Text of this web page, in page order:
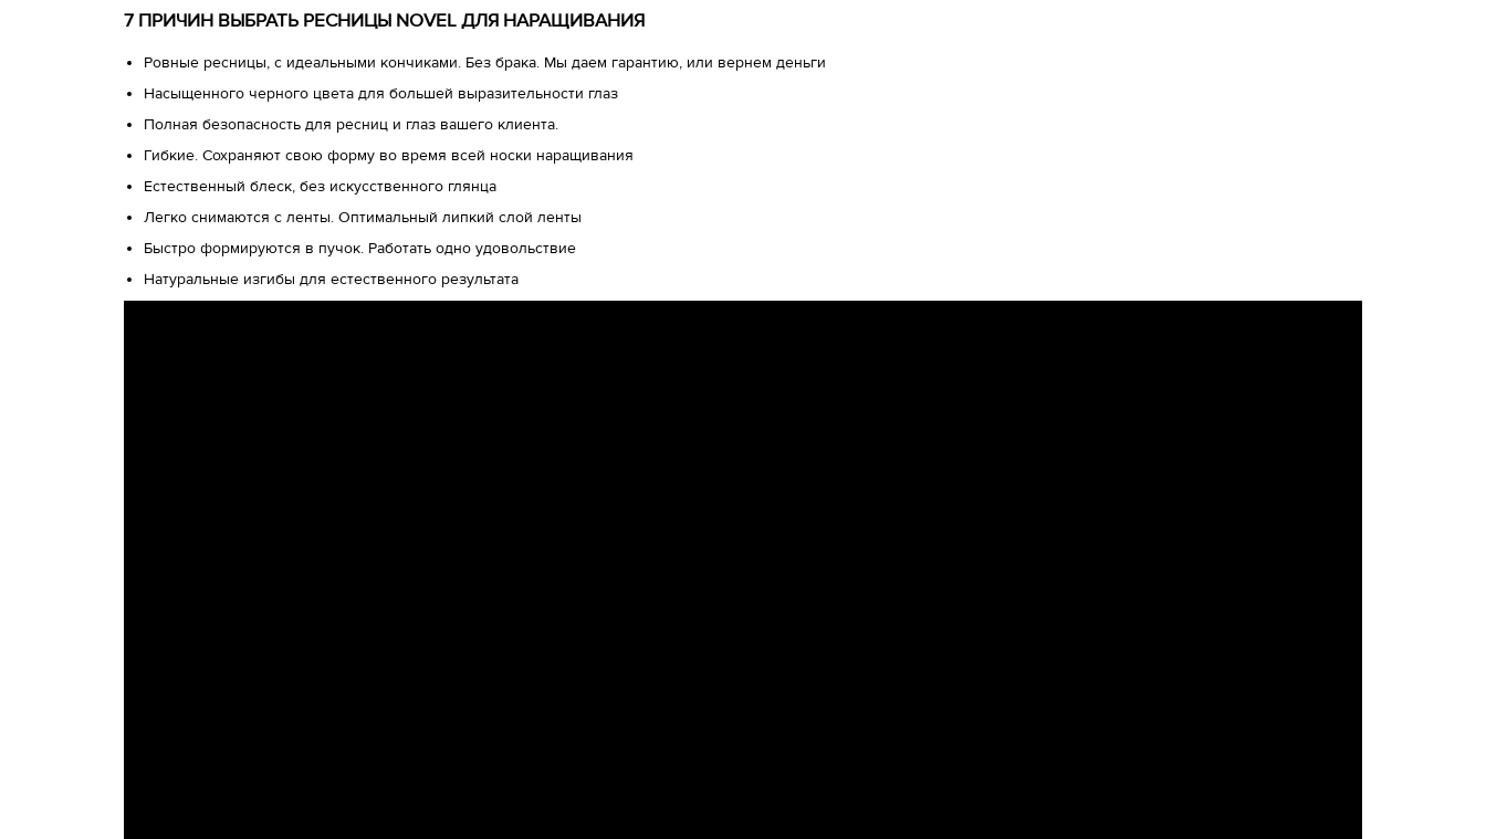
7 ПРИЧИН ВЫБРАТЬ РЕСНИЦЫ NOVEL ДЛЯ НАРАЩИВАНИЯ
Ровные ресницы, с идеальными кончиками. Без брака. Мы даем гарантию, или вернем деньги
Насыщенного черного цвета для большей выразительности глаз
Полная безопасность для ресниц и глаз вашего клиента.
Гибкие. Сохраняют свою форму во время всей носки наращивания
Естественный блеск, без искусственного глянца
Легко снимаются с ленты. Оптимальный липкий слой ленты
Быстро формируются в пучок. Работать одно удовольствие
Натуральные изгибы для естественного результата